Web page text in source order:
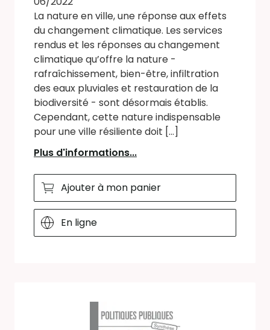
La nature en ville, une réponse aux effets
du changement climatique. Les services
rendus et les réponses au changement
climatique qu’offre la nature -
rafraîchissement, bien-être, infiltration
des eaux pluviales et restauration de la
biodiversité - sont désormais établis.
Cependant, cette nature indispensable
pour une ville résiliente doit [...]
Plus d'informations...
Ajouter à mon panier
En ligne